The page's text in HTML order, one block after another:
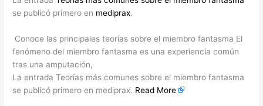
se publicó primero en mediprax.
Conoce las principales teorías sobre el miembro fantasma El
fenómeno del miembro fantasma es una experiencia común
tras una amputación,
La entrada Teorías más comunes sobre el miembro fantasma
se publicó primero en mediprax. Read More